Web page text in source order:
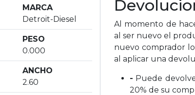
MARCA
Detroit-Diesel
PESO
0.000
ANCHO
2.60
Al momento de
al ser nuevo el
nuevo comprador
al aplicar una
- Puede
20% de su